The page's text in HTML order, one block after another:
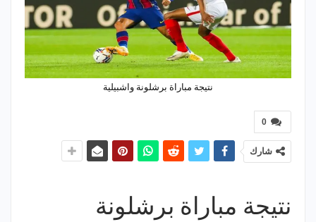
نتيجة مباراة برشلونة واشبيلية
0
شارك
نتيجة مباراة برشلونة